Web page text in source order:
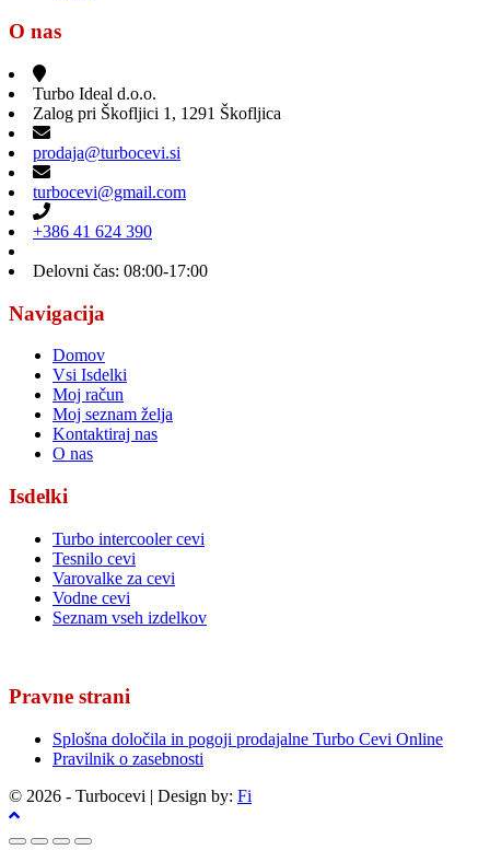
O nas
Turbo Ideal d.o.o.
Zalog pri Škofljici 1, 1291 Škofljica
prodaja@turbocevi.si
turbocevi@gmail.com
+386 41 624 390
Delovni čas: 08:00-17:00
Navigacija
Domov
Vsi Isdelki
Moj račun
Moj seznam želja
Kontaktiraj nas
O nas
Isdelki
Turbo intercooler cevi
Tesnilo cevi
Varovalke za cevi
Vodne cevi
Seznam vseh izdelkov
Pravne strani
Splošna določila in pogoji prodajalne Turbo Cevi Online
Pravilnik o zasebnosti
© 2026 - Turbocevi | Design by: Fi